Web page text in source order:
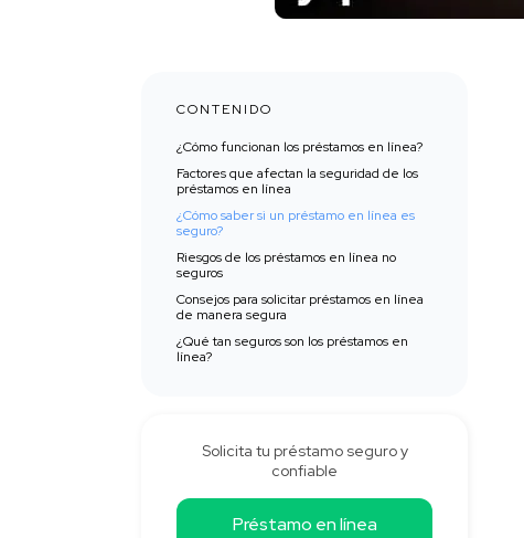
CONTENIDO
¿Cómo funcionan los préstamos en línea?
Factores que afectan la seguridad de los
préstamos en línea
¿Cómo saber si un préstamo en línea es
seguro?
Riesgos de los préstamos en línea no
seguros
Consejos para solicitar préstamos en línea
de manera segura
¿Qué tan seguros son los préstamos en
línea?
Solicita tu préstamo seguro y
confiable
Préstamo en línea